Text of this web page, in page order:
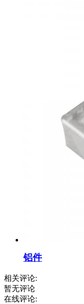
铝件
相关评论:
暂无评论
在线评论: